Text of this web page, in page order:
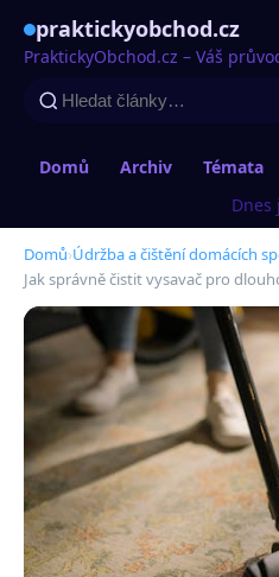
praktickyobchod.cz
PraktickyObchod.cz – Váš
Domů Archiv Témata
Dnes
Domů›Údržba a čištění domácích
Jak správně čistit vysavač pro